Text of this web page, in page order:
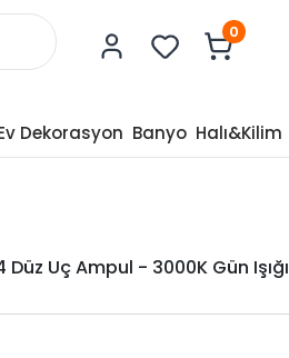
0
Dekorasyon Banyo Halı&Kilim
Düz Uç Ampul - 3000K Gün Işığı